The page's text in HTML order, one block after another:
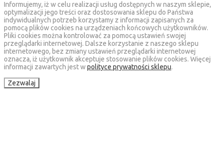
Informujemy, iż w celu realizacji usług dostępnych w naszym sklepie,
optymalizacji jego treści oraz dostosowania sklepu do Państwa
indywidualnych potrzeb korzystamy z informacji zapisanych za
pomocą plików cookies na urządzeniach końcowych użytkowników.
Pliki cookies można kontrolować za pomocą ustawień swojej
przeglądarki internetowej. Dalsze korzystanie z naszego sklepu
internetowego, bez zmiany ustawień przeglądarki internetowej
oznacza, iż użytkownik akceptuje stosowanie plików cookies. Więcej
informacji zawartych jest wpolityce prywatności sklepu.
Zezwalaj